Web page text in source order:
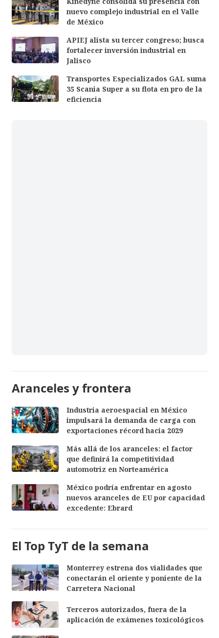
nuevo complejo industrial en el Valle
de México
APIEJ alista su tercer congreso; busca
fortalecer inversión industrial en
Jalisco
Transportes Especializados GAL suma
35 Scania Super a su flota en pro de la
eficiencia
Aranceles y frontera
Industria aeroespacial en México
impulsará la demanda de carga con
exportaciones récord hacia 2029
Más allá de los aranceles: el factor
que definirá la competitividad
automotriz en Norteamérica
México podría enfrentar en agosto
nuevos aranceles de EU por capacidad
excedente: Ebrard
El Top TyT de la semana
Monterrey estrena dos vialidades que
conectarán el oriente y poniente de la
Carretera Nacional
Terceros autorizados, fuera de la
aplicación de exámenes toxicológicos